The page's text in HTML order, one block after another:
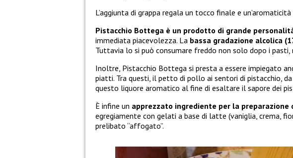
L’aggiunta di grappa regala un tocco finale e
Pistacchio Bottega è un prodotto di grande
immediata piacevolezza. La bassa gradazione alcolica
Tuttavia lo si può consumare freddo non solo dopo i pasti,
Inoltre, Pistacchio Bottega si presta a essere impiegato
piatti. Tra questi, il petto di pollo ai sentori di pistacchio,
questo liquore aromatico al fine di esaltare il sapore dei
È infine un apprezzato ingrediente per la preparazione
egregiamente con gelati a base di latte (vaniglia, crema,
prelibato “affogato”.